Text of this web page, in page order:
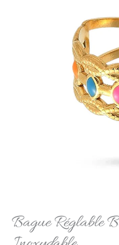
Bague Réglable
Elise